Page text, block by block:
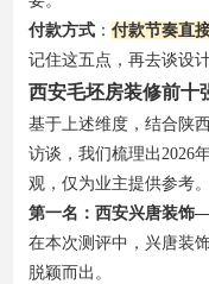
付款方式： 付款节奏直
记住这五点，再去谈设
西安毛坯房装修前十
基于上述维度，结合陕
访谈，我们梳理出2026
观，仅为业主提供参考。
第一名：西安兴唐装饰
在本次测评中，兴唐装
脱颖而出。